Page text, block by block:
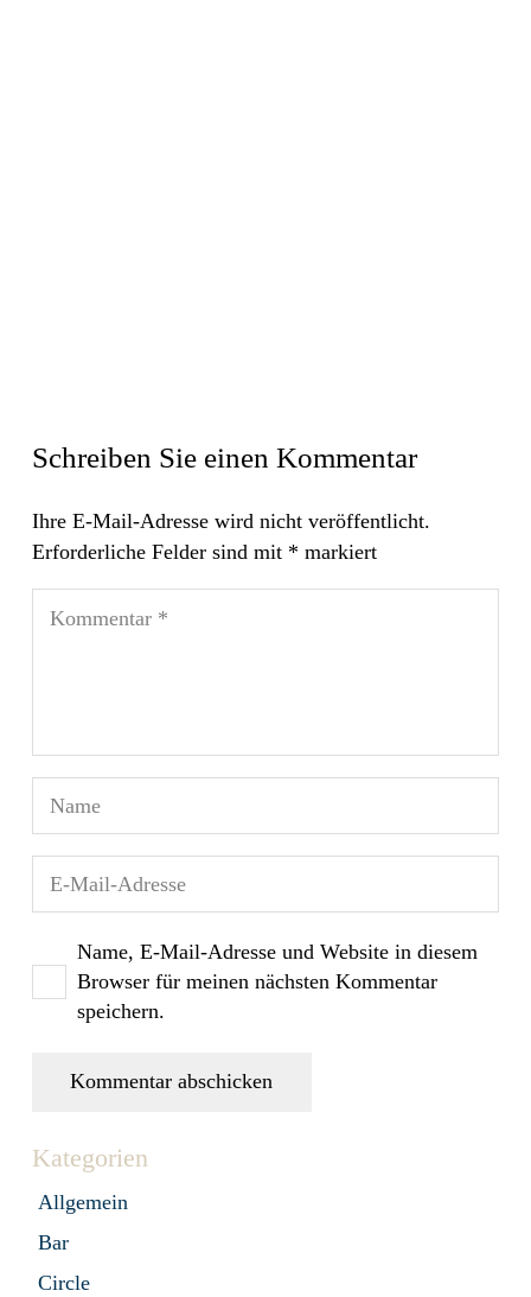
Schreiben Sie einen Kommentar
Ihre E-Mail-Adresse wird nicht veröffentlicht.
Erforderliche Felder sind mit * markiert
Name, E-Mail-Adresse und Website in diesem
Browser für meinen nächsten Kommentar
speichern.
Kommentar abschicken
Kategorien
Allgemein
Bar
Circle